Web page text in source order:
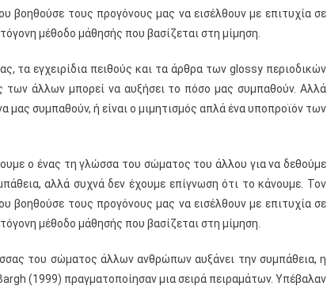
βοηθούσε τους προγόνους μας να εισέλθουν με επιτυχία σε
μέθοδο μάθησής που βασίζεται στη μίμηση.
τα εγχειρίδια πειθούς και τα άρθρα των glossy περιοδικών
άλλων μπορεί να αυξήσει το πόσο μας συμπαθούν. Αλλά
μας συμπαθούν, ή είναι ο μιμητισμός απλά ένα υποπροϊόν των
ο ένας τη γλώσσα του σώματος του άλλου για να δεθούμε
αλλά συχνά δεν έχουμε επίγνωση ότι το κάνουμε. Τον
βοηθούσε τους προγόνους μας να εισέλθουν με επιτυχία σε
μέθοδο μάθησής που βασίζεται στη μίμηση.
του σώματος άλλων ανθρώπων αυξάνει την συμπάθεια, η
(1999) πραγματοποίησαν μια σειρά πειραμάτων. Υπέβαλαν